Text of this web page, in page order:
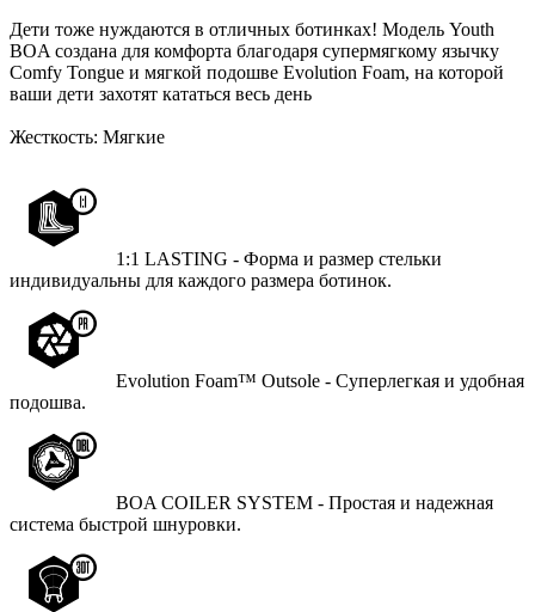
Дети тоже нуждаются в отличных ботинках! Модель Youth
BOA создана для комфорта благодаря супермягкому язычку
Comfy Tongue и мягкой подошве Evolution Foam, на которой
ваши дети захотят кататься весь день
Жесткость: Мягкие
1:1 LASTING - Форма и размер стельки
индивидуальны для каждого размера ботинок.
Evolution Foam™ Outsole - Суперлегкая и удобная
подошва.
BOA COILER SYSTEM - Простая и надежная
система быстрой шнуровки.